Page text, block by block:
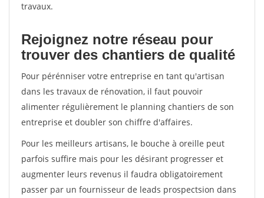
travaux.
Rejoignez notre réseau pour
trouver des chantiers de qualité
Pour pérénniser votre entreprise en tant qu'artisan
dans les travaux de rénovation, il faut pouvoir
alimenter régulièrement le planning chantiers de son
entreprise et doubler son chiffre d'affaires.
Pour les meilleurs artisans, le bouche à oreille peut
parfois suffire mais pour les désirant progresser et
augmenter leurs revenus il faudra obligatoirement
passer par un fournisseur de leads prospectsion dans